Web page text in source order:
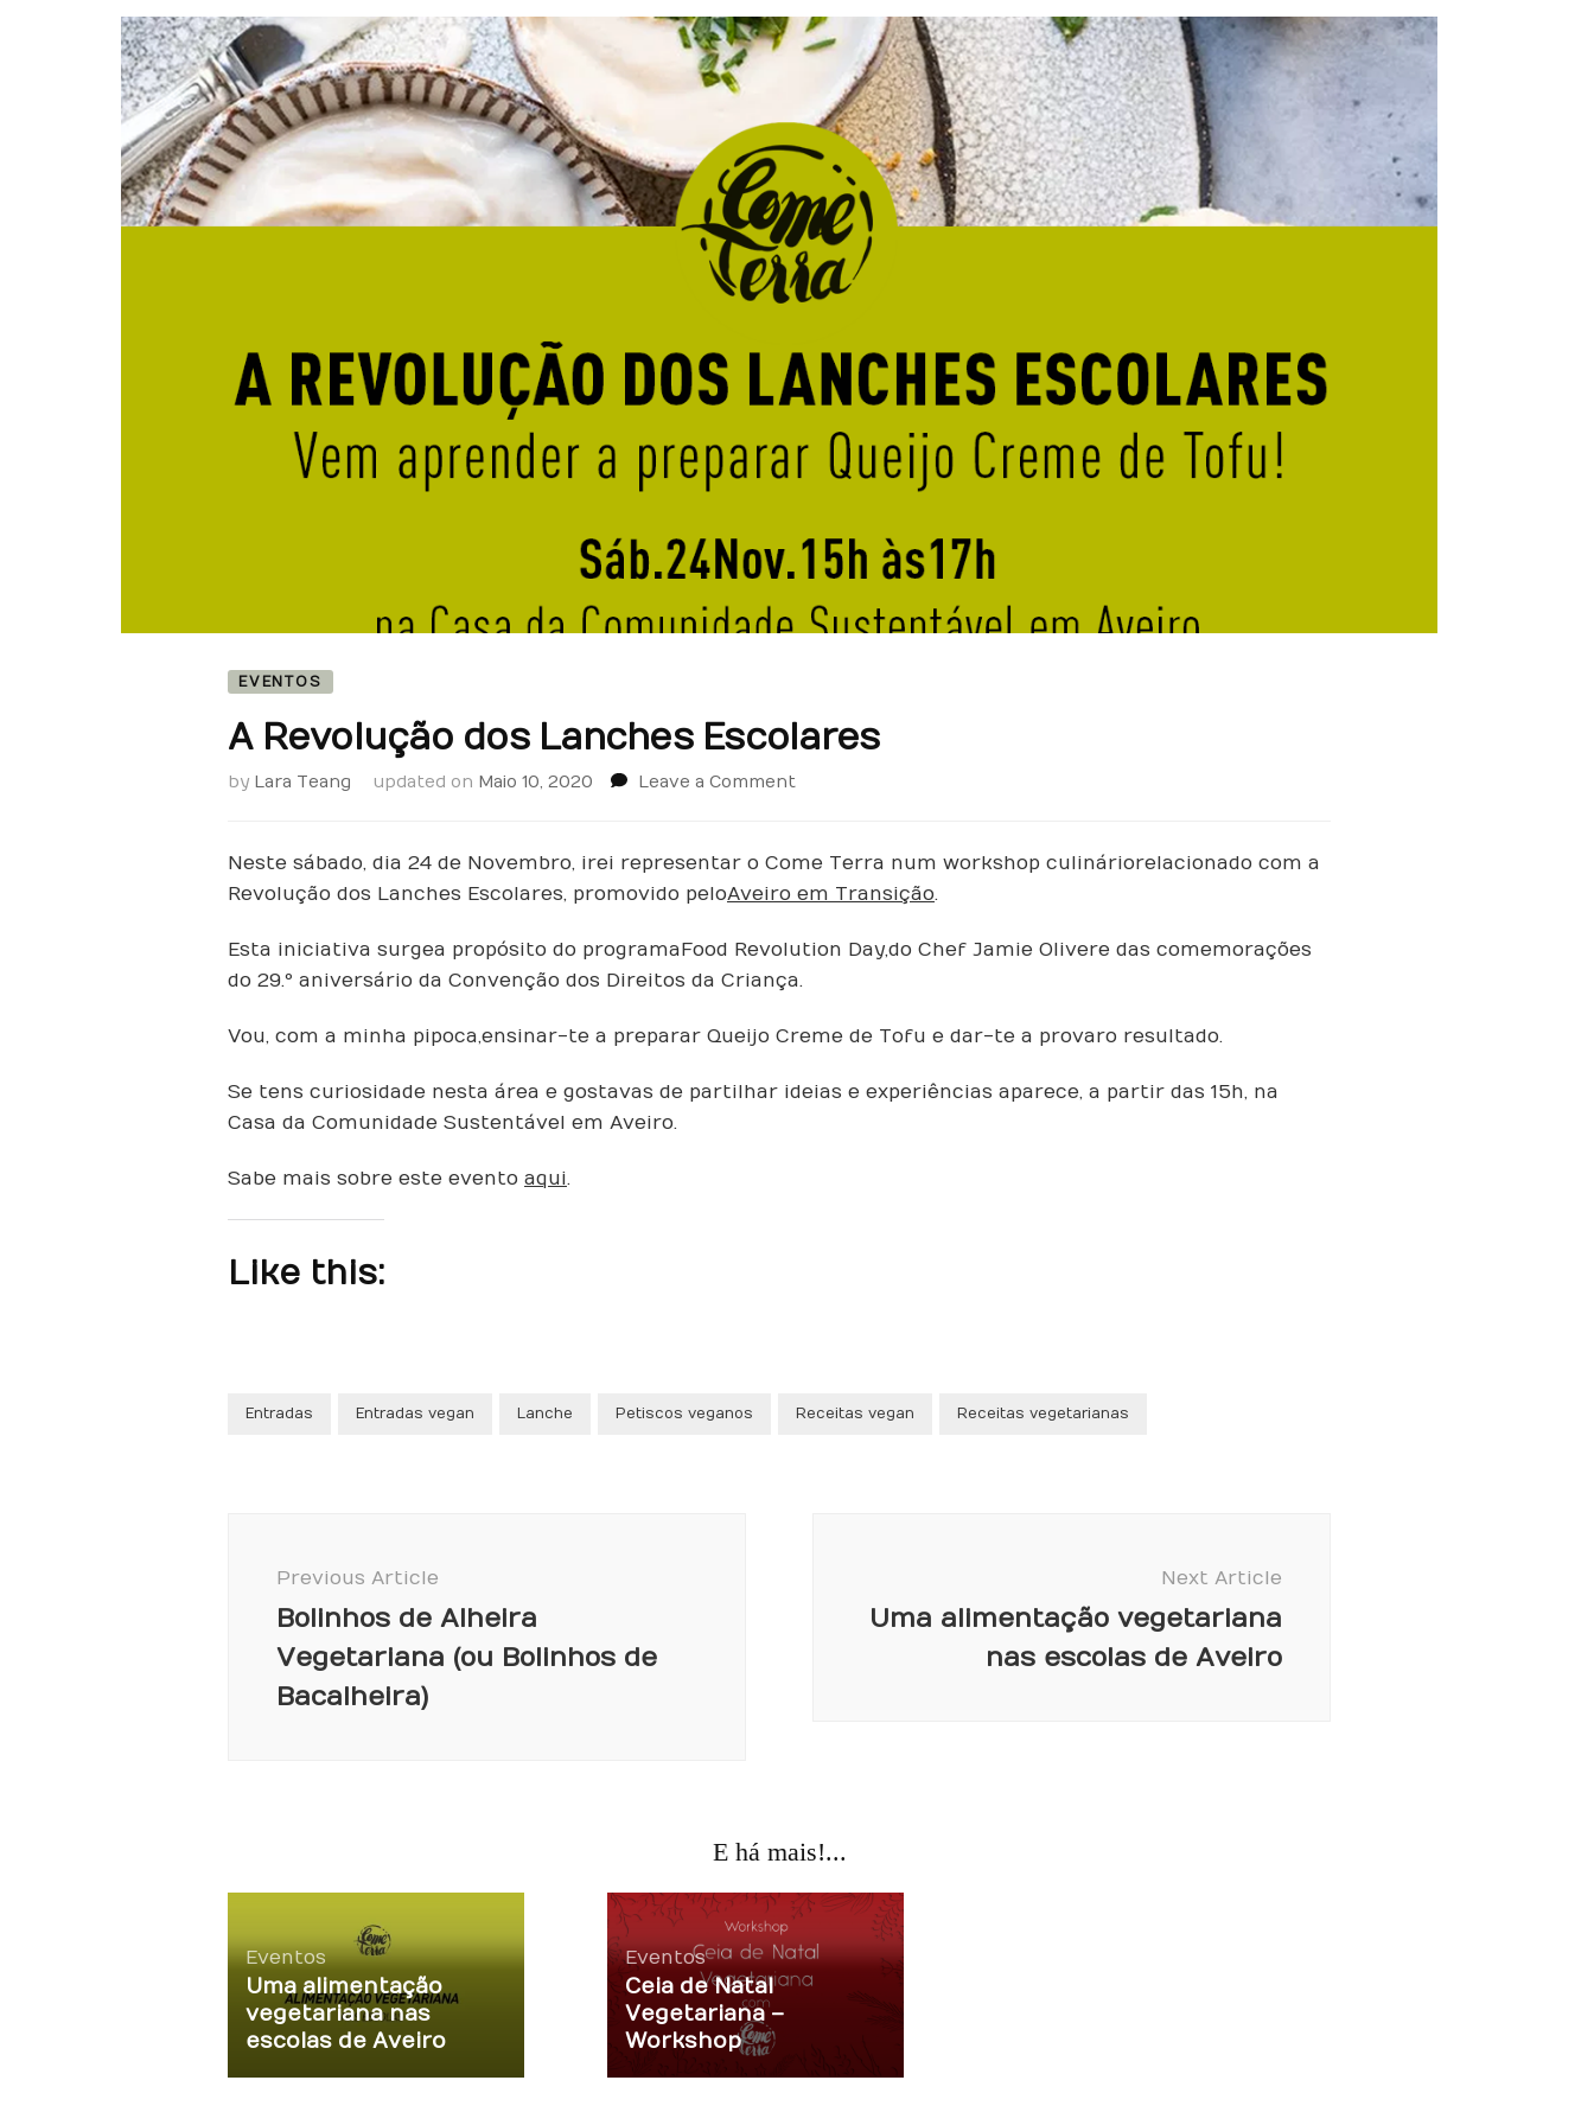
EVENTOS
A Revolução dos Lanches Escolares
by Lara Teang updated on Maio 10, 2020 Leave a Comment
dos
Escolares
Neste sábado, dia 24 de Novembro, irei representar o Come Terra num workshop culinário relacionado com a
Revolução dos Lanches Escolares, promovido peloAveiro em Transição.
Esta iniciativa surge a propósito do programa Food Revolution Day, do Chef Jamie Oliver e das comemorações
do 29.º aniversário da Convenção dos Direitos da Criança.
Vou, com a minha pipoca, ensinar-te a preparar Queijo Creme de Tofu e dar-te a provar o resultado.
Se tens curiosidade nesta área e gostavas de partilhar ideias e experiências aparece, a partir das 15h, na
Casa da Comunidade Sustentável em Aveiro.
Sabe mais sobre este evento aqui.
Like this:
Entradas Entradas vegan Lanche Petiscos veganos Receitas vegan Receitas vegetarianas
Previous Article
Bolinhos de Alheira
Vegetariana (ou Bolinhos de
Bacalheira)
Next Article
Uma alimentação vegetariana
nas escolas de Aveiro
E há mais!...
Eventos
Uma alimentação
vegetariana nas
escolas de Aveiro
Eventos
Ceia de Natal
Vegetariana –
Workshop